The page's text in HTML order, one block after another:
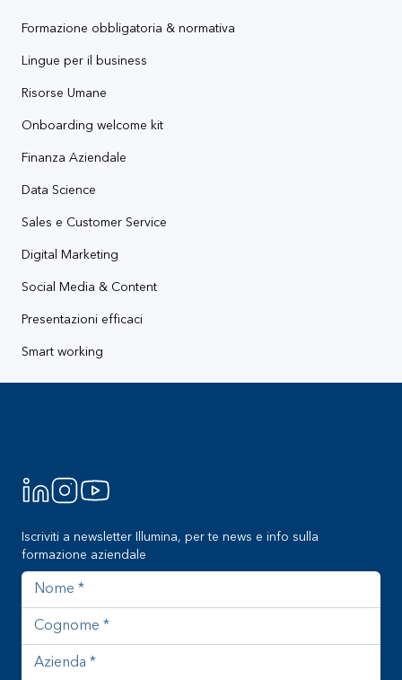
Formazione obbligatoria & normativa
Lingue per il business
Risorse Umane
Onboarding welcome kit
Finanza Aziendale
Data Science
Sales e Customer Service
Digital Marketing
Social Media & Content
Presentazioni efficaci
Smart working
Iscriviti a newsletter Illumina, per te news e info sulla
formazione aziendale
Nome
Cognome
Azienda
Indirizzo email